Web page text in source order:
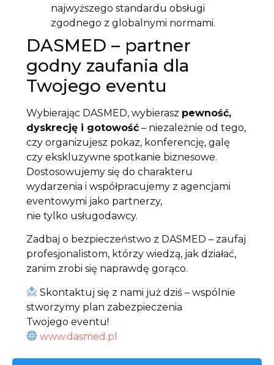
najwyższego standardu obsługi
zgodnego z globalnymi normami.
DASMED – partner
godny zaufania dla
Twojego eventu
Wybierając DASMED, wybierasz pewność,
dyskrecję i gotowość – niezależnie od tego,
czy organizujesz pokaz, konferencję, galę
czy ekskluzywne spotkanie biznesowe.
Dostosowujemy się do charakteru
wydarzenia i współpracujemy z agencjami
eventowymi jako partnerzy,
nie tylko usługodawcy.
Zadbaj o bezpieczeństwo z DASMED – zaufaj
profesjonalistom, którzy wiedzą, jak działać,
zanim zrobi się naprawdę gorąco.
Skontaktuj się z nami już dziś – wspólnie
stworzymy plan zabezpieczenia
Twojego eventu!
www.dasmed.pl